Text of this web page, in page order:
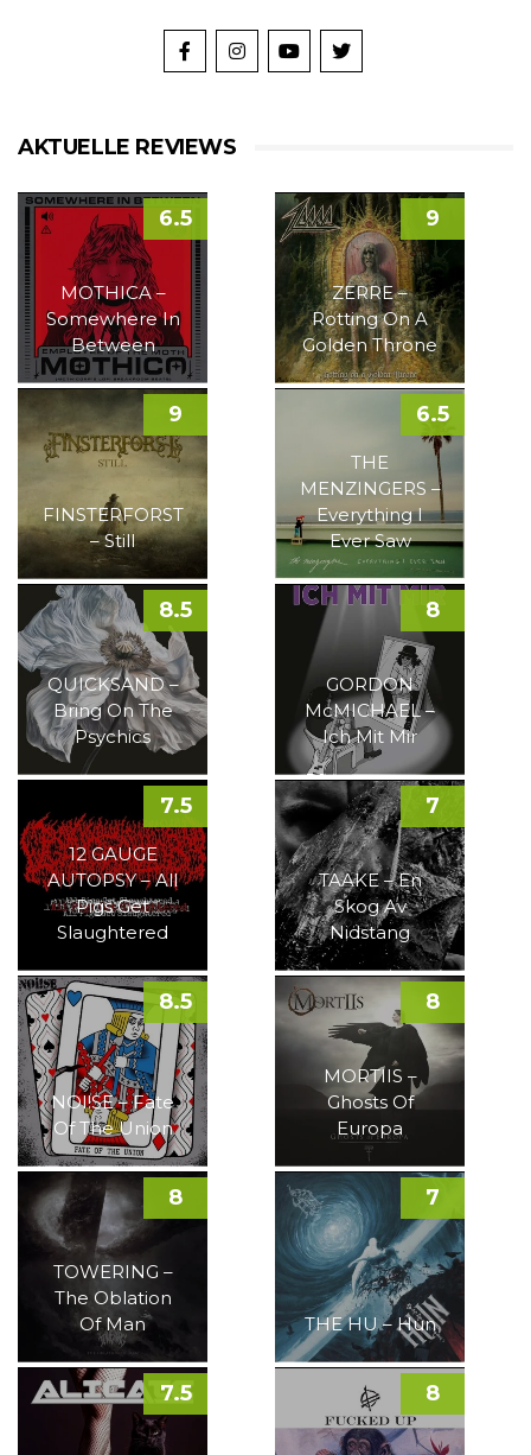
AKTUELLE REVIEWS
MOTHICA –
Somewhere In
Between
6.5
ZERRE –
Rotting On A
Golden Throne
9
FINSTERFORST
– Still
9
THE
MENZINGERS –
Everything I
Ever Saw
6.5
QUICKSAND –
Bring On The
Psychics
8.5
GORDON
McMICHAEL –
Ich Mit Mir
8
12 GAUGE
AUTOPSY – All
Pigs Get
Slaughtered
7.5
TAAKE – En
Skog Av
Nidstang
7
NOI!SE – Fate
Of The Union
8.5
MORTIIS –
Ghosts Of
Europa
8
TOWERING –
The Oblation
Of Man
8
THE HU – Hun
7
7.5 8